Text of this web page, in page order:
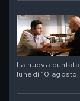
La nuova
lunedì 10